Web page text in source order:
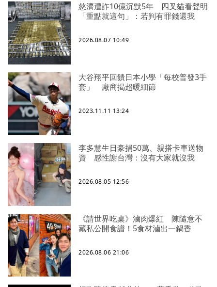
慈濟遭詐10億沉默5年 四叉貓看聲明
「重點就這句」：若判有罪錢還我
2026.08.07 10:49
大谷翔平回饋日本小學「每校普發3手
套」 廠商揭超暖細節
2023.11.11 13:24
李多慧生日豪捐50萬、親搭卡車送物
資 感性謝台灣：沒有大家就沒我
2026.08.05 12:56
《請世界吃桌》滷肉爆紅 陳隨意不
藏私公開食譜！5食材滷出一鍋香
2026.08.06 21:06